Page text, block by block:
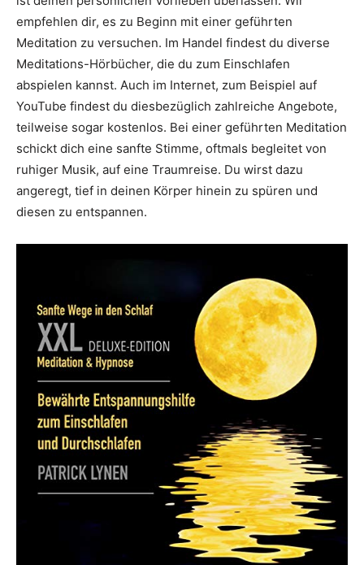
empfehlen dir, es zu Beginn mit einer geführten
Meditation zu versuchen. Im Handel findest du diverse
Meditations-Hörbücher, die du zum Einschlafen
abspielen kannst. Auch im Internet, zum Beispiel auf
YouTube findest du diesbezüglich zahlreiche Angebote,
teilweise sogar kostenlos. Bei einer geführten Meditation
schickt dich eine sanfte Stimme, oftmals begleitet von
ruhiger Musik, auf eine Traumreise. Du wirst dazu
angeregt, tief in deinen Körper hinein zu spüren und
diesen zu entspannen.